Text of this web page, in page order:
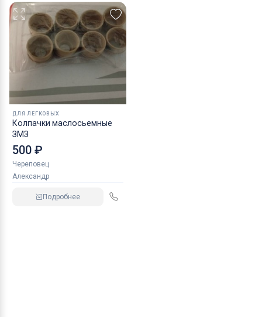
ДЛЯ ЛЕГКОВЫХ
Колпачки маслосьемные
ЗМЗ
500 ₽
Череповец
Александр
Подробнее